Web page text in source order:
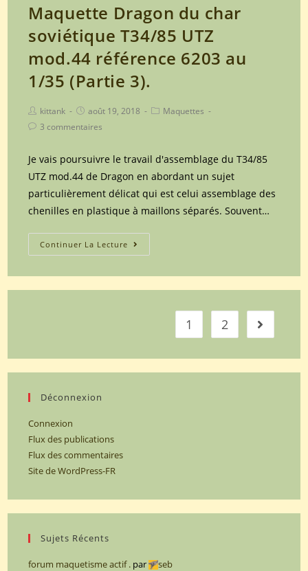
(Partie
2/2).
Maquette Dragon du char
soviétique T34/85 UTZ
mod.44 référence 6203 au
1/35 (Partie 3).
Post
author:
kittank
Postaoût 19, 2018
PostMaquettes
Post3 commentaires
Je vais poursuivre le travail d'assemblage du T34/85
UTZ mod.44 de Dragon en abordant un sujet
particulièrement délicat qui est celui assemblage des
chenilles en plastique à maillons séparés. Souvent…
Continuer La Lecture
Dragon
du
char
soviétique
mod.44
1 2 Go to
Déconnexion
Connexion
Flux des publications
Flux des commentaires
Site de WordPress-FR
Sujets Récents
forum maquetisme actif . par
seb